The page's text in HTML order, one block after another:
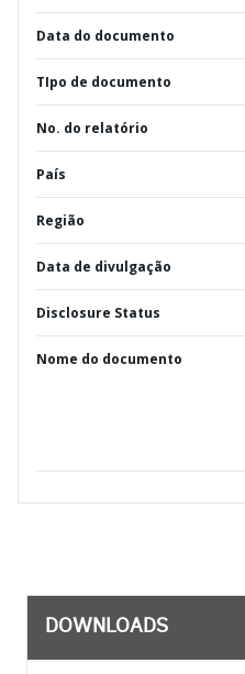
Data do documento
TIpo de documento
No. do relatório
País
Região
Data de divulgação
Disclosure Status
Nome do documento
DOWNLOADS